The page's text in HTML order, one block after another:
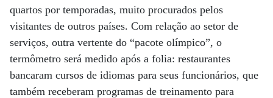
quartos por temporadas, muito procurados pelos
visitantes de outros países. Com relação ao setor de
serviços, outra vertente do “pacote olímpico”, o
termômetro será medido após a folia: restaurantes
bancaram cursos de idiomas para seus funcionários, que
também receberam programas de treinamento para